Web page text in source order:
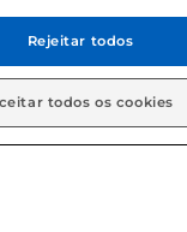
Todos os
Gbarbosa.
Rejeitar todos
todos os cookies